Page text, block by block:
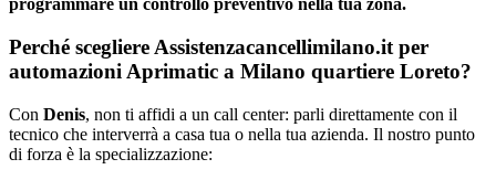
programmare un controllo preventivo nella tua zona.
Perché scegliere Assistenzacancellimilano.it per
automazioni Aprimatic a Milano quartiere Loreto?
Con Denis, non ti affidi a un call center: parli direttamente con il
tecnico che interverrà a casa tua o nella tua azienda. Il nostro punto
di forza è la specializzazione: